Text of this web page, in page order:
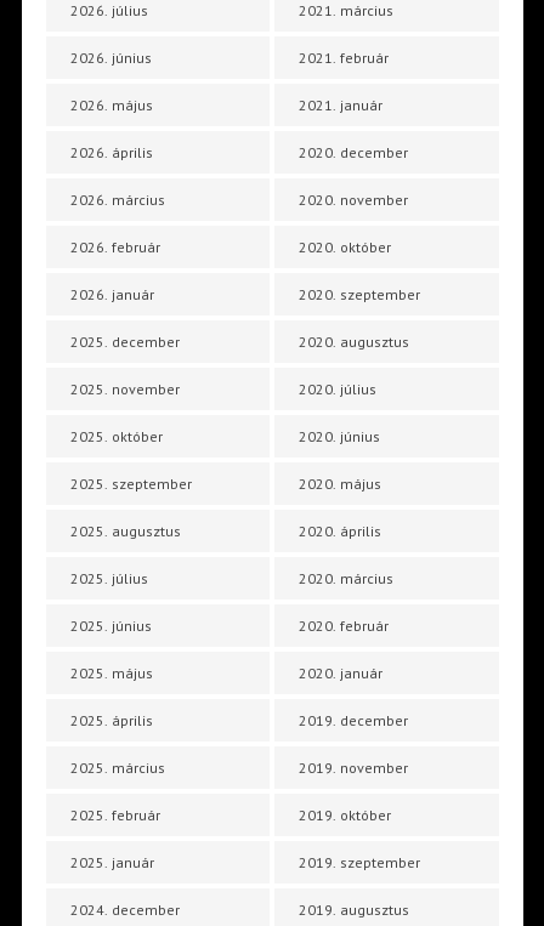
2026. július
2026. június
2026. május
2026. április
2026. március
2026. február
2026. január
2025. december
2025. november
2025. október
2025. szeptember
2025. augusztus
2025. július
2025. június
2025. május
2025. április
2025. március
2025. február
2025. január
2024. december
2021. március
2021. február
2021. január
2020. december
2020. november
2020. október
2020. szeptember
2020. augusztus
2020. július
2020. június
2020. május
2020. április
2020. március
2020. február
2020. január
2019. december
2019. november
2019. október
2019. szeptember
2019. augusztus